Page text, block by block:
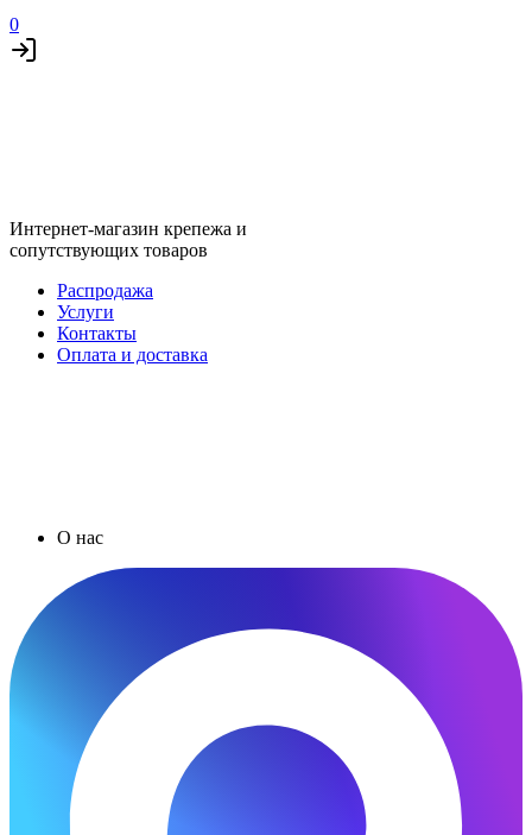
0
Интернет-магазин крепежа и
сопутствующих товаров
Распродажа
Услуги
Контакты
Оплата и доставка
О нас